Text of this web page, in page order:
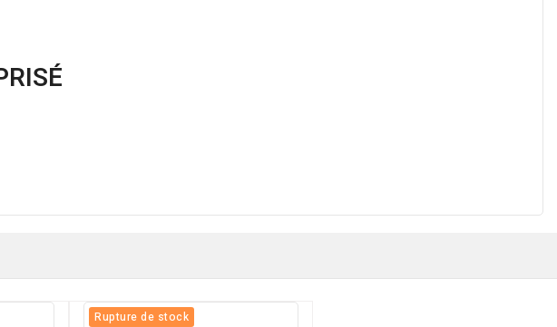
Rupture de stock